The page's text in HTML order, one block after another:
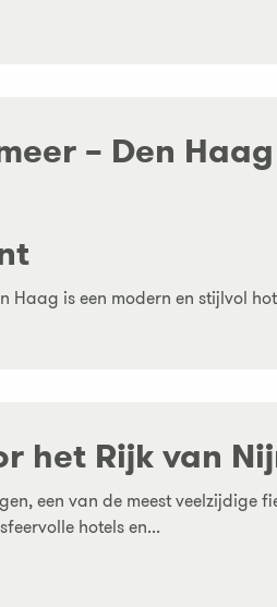
– Den
Haag is een modern en stijlvol
het Rijk van
een van de meest veelzijdige
hotels en...